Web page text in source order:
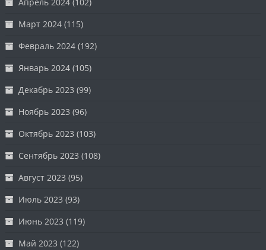
Март 2024 (115)
Февраль 2024 (192)
Январь 2024 (105)
Декабрь 2023 (99)
Ноябрь 2023 (96)
Октябрь 2023 (103)
Сентябрь 2023 (108)
Август 2023 (95)
Июль 2023 (93)
Июнь 2023 (119)
Май 2023 (122)